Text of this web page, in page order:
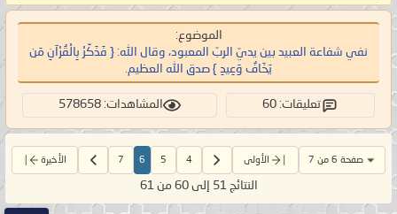
الموضوع:
نفي شفاعة العبيد بين يديّ الربّ المعبود، وقال الله: { فَذَكِّرْ‌ بِالْقُرْ‌آنِ مَن
يَخَافُ وَعِيدِ } صدق الله العظيم.
تعليقات: 60 المشاهدات: 578658
صفحة 6 من 7 الأولى 4
5
6
7 الأخيرة
النتائج 51 إلى 60 من 61